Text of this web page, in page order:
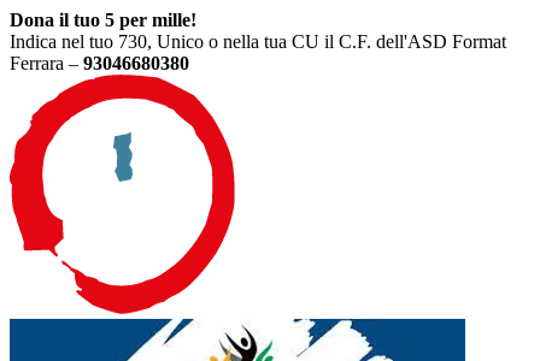
Dona il tuo 5 per mille!
Indica nel tuo 730, Unico o nella tua CU il C.F. dell'ASD Format
Ferrara – 93046680380